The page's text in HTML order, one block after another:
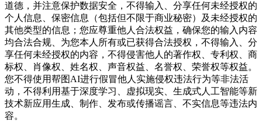
道德，并注意保护数据安全，不得输入、分享任何未经授权的
个人信息、保密信息（包括但不限于商业秘密）及未经授权的
其他类型的信息；您应尊重他人合法权益，确保您的输入内容
均合法合规、为您本人所有或已获得合法授权，不得输入、分
享任何未经授权的内容，不得侵害他人的著作权、专利权、商
标权、肖像权、姓名权、声音权益、名誉权、荣誉权等权益。
您不得使用帮图AI进行假冒他人实施侵权违法行为等非法活
动，不得利用基于深度学习、虚拟现实、生成式人工智能等新
技术新应用生成、制作、发布或传播谣言、不实信息等违法内
容。